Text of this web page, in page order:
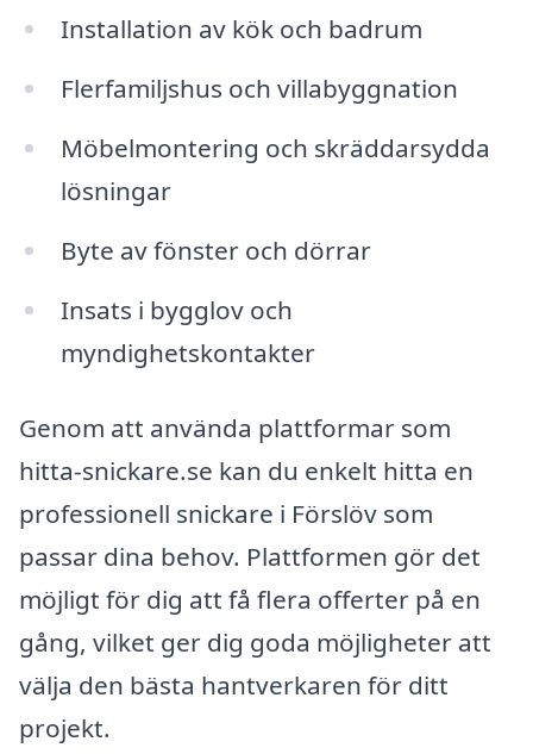
Installation av kök och badrum
Flerfamiljshus och villabyggnation
Möbelmontering och skräddarsydda
lösningar
Byte av fönster och dörrar
Insats i bygglov och
myndighetskontakter
Genom att använda plattformar som
hitta-snickare.se kan du enkelt hitta en
professionell snickare i Förslöv som
passar dina behov. Plattformen gör det
möjligt för dig att få flera offerter på en
gång, vilket ger dig goda möjligheter att
välja den bästa hantverkaren för ditt
projekt.